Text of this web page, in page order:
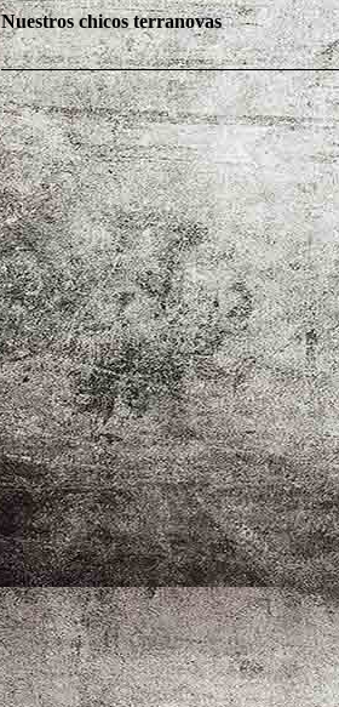
Nuestros chicos terranovas